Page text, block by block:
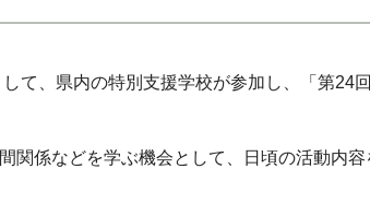
、県内の特別支援学校が参加し、「第24
係などを学ぶ機会として、日頃の活動内